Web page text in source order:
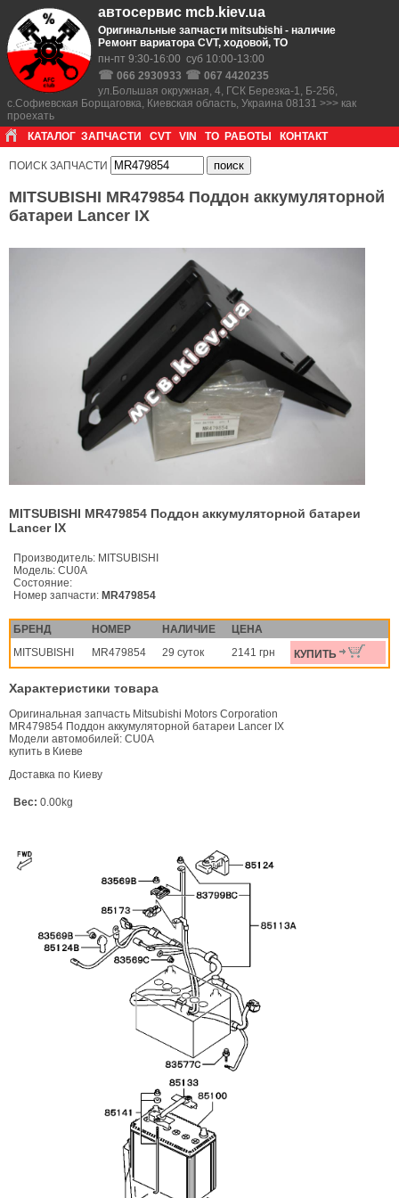
автосервис mcb.kiev.ua
Оригинальные запчасти mitsubishi - наличие
Ремонт вариатора CVT, ходовой, ТО
пн-пт 9:30-16:00 суб 10:00-13:00
☎ 066 2930933 ☎ 067 4420235
ул.Большая окружная, 4, ГСК Березка-1, Б-256,
с.Софиевская Борщаговка, Киевская область, Украина 08131 >>> как
проехать
КАТАЛОГ ЗАПЧАСТИ CVT VIN ТО РАБОТЫ КОНТАКТ
ПОИСК ЗАПЧАСТИ
MITSUBISHI MR479854 Поддон аккумуляторной
батареи Lancer IX
MITSUBISHI MR479854 Поддон аккумуляторной батареи
Lancer IX
Производитель: MITSUBISHI
Модель: CU0A
Состояние:
Номер запчасти: MR479854
БРЕНД НОМЕР НАЛИЧИЕ
ЦЕНА
MITSUBISHI
MR479854 29 суток 2141 грн КУПИТЬ
Характеристики товара
Оригинальная запчасть Mitsubishi Motors Corporation
MR479854 Поддон аккумуляторной батареи Lancer IX
Модели автомобилей: CU0A
купить в Киеве
Доставка по Киеву
Вес: 0.00kg